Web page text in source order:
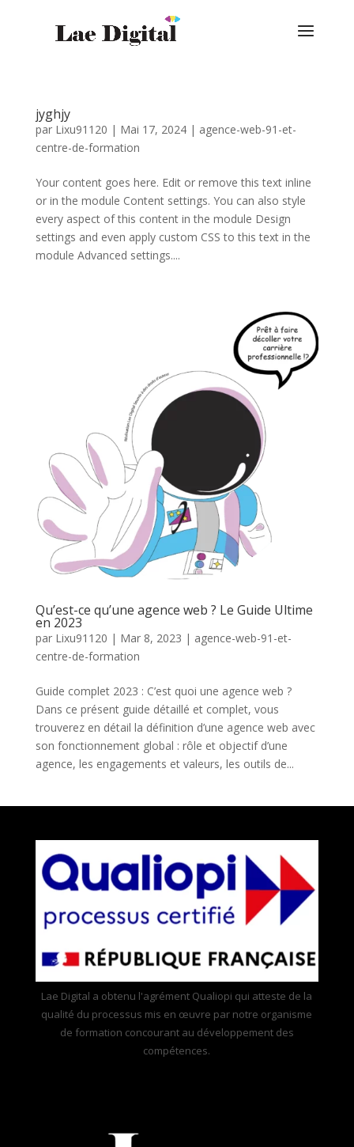
jyghjy
par Lixu91120 | Mai 17, 2024| agence-web-91-et-
centre-de-formation
Your content goes here. Edit or remove this text inline
or in the module Content settings. You can also style
every aspect of this content in the module Design
settings and even apply custom CSS to this text in the
module Advanced settings....
Qu’est-ce qu’une agence web ? Le Guide Ultime
en 2023
par Lixu91120 | Mar 8, 2023 | agence-web-91-et-
centre-de-formation
Guide complet 2023 : C’est quoi une agence web ?
Dans ce présent guide détaillé et complet, vous
trouverez en détail la définition d’une agence web avec
son fonctionnement global : rôle et objectif d’une
agence, les engagements et valeurs, les outils de...
Lae Digital a obtenu l'agrément Qualiopi qui atteste de la
qualité du processus mis en œuvre par notre organisme
de formation concourant au développement des
compétences.